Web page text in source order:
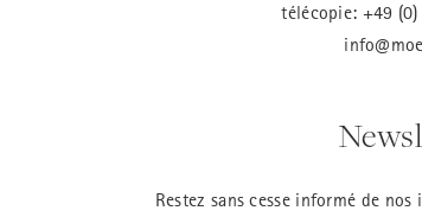
télécopie: +49
Restez sans cesse informé de